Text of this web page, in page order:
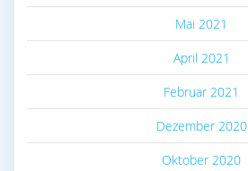
Mai 2021
April 2021
Februar 2021
Dezember 2020
Oktober 2020